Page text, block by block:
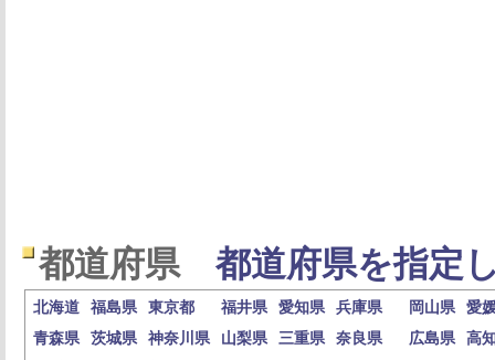
都道府県 都道府県を指定
北海道 福島県 東京都 福井県 愛知県 兵庫県 岡山県
愛
青森県
茨城県 神奈川県 山梨県 三重県 奈良県 広島県
高